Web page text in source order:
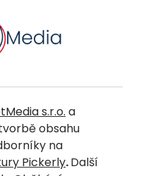
s.r.o. a
obsahu
na
Pickerly.Další